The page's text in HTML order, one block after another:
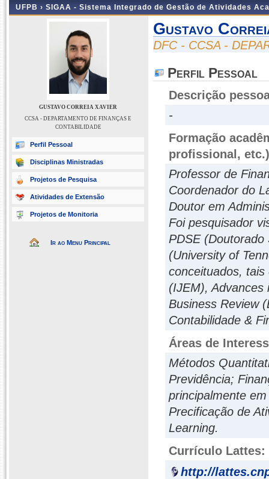
UFPB › SIGAA - Sistema Integrado de Gestão de Atividades
GUSTAVO CORREIA XAVIER
CCSA - DEPARTAMENTO DE FINANÇAS E
CONTABILIDADE
Perfil Pessoal
Disciplinas Ministradas
Projetos de Pesquisa
Atividades de Extensão
Projetos de Monitoria
Ir ao Menu Principal
Gustavo
DFC - CCSA -
Perfil Pessoal
Descrição
-
Formação
profissional, etc.)
Professor de
Coordenador do
Doutor em
Foi pesquisador
PDSE
(University of
conceituados,
(IJEM), Advances
Business Review
Contabilidade &
Áreas de
Métodos
Previdência;
principalmente
Precificação de
Learning.
Currículo Lattes:
http://